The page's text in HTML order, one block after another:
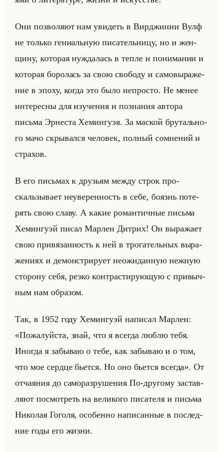
Они поз­во­ля­ют нам уви­деть в Вир­джи­нии Вулф
не только ге­ни­альную пи­са­тельни­цу, но и жен­
щи­ну, ко­то­рая нуж­да­лась в тепле и по­ни­ма­нии и
ко­то­рая бо­ро­лась за свою сво­бо­ду и са­мо­вы­ра­же­
ние в эпоху, когда это было непро­сто. Не менее
ин­те­рес­ны для изу­че­ния и по­зна­ния ав­то­ра
письма Эр­не­ста Хе­мин­гу­эя. За мас­кой бру­тально­
го мачо скры­вал­ся че­ло­век, пол­ный со­мне­ний и
стра­хов.
В его письмах к дру­зьям между строк про­
скальзы­ва­ет неуве­рен­ность в себе, бо­язнь по­те­
рять свою славу. А какие ро­ман­тич­ные письма
Хе­мин­гу­эй писал Мар­лен Дит­рих! Он вы­ра­жа­ет
свою при­вя­зан­ность к ней в тро­га­тельных вы­ра­
же­ни­ях и де­мон­стри­ру­ет неожи­дан­ную неж­ную
сто­ро­ну себя, резко кон­тра­сти­ру­ющую с при­выч­
ным нам об­ра­зом.
Так, в 1952 году Хе­мин­гу­эй на­пи­сал Мар­лен:
«Пожалуйста, знай, что я всегда люблю тебя.
Иногда я забываю о тебе, как забываю и о том,
что мое сердце бьется. Но оно бьется всегда». От
от­ча­яния до са­мо­раз­ру­ше­ния По-дру­го­му за­став­
ля­ют по­смот­реть на ве­ли­ко­го пи­са­те­ля и письма
Ни­ко­лая Го­го­ля, осо­бен­но на­пи­сан­ные в по­след­
ние годы его жизни.